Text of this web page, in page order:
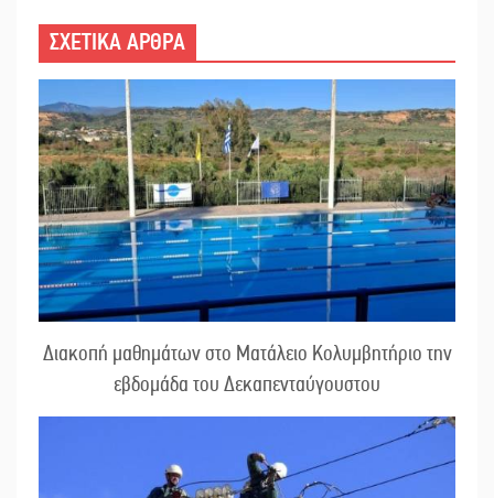
ΣΧΕΤΙΚΑ ΑΡΘΡΑ
Διακοπή μαθημάτων στο Ματάλειο Κολυμβητήριο την
εβδομάδα του Δεκαπενταύγουστου